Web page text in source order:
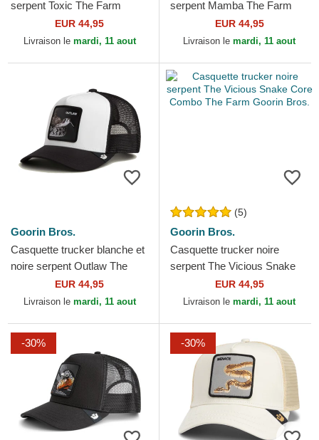
serpent Toxic The Farm
Goorin Bros.EUR 44,95
Livraison le mardi, 11 aout
serpent Mamba The Farm
Goorin Bros.EUR 44,95
Livraison le mardi, 11 aout
Goorin Bros.
Casquette trucker blanche et
noire serpent Outlaw The
Farm Goorin Bros.
EUR 44,95
Livraison le mardi, 11 aout
(5)
Goorin Bros.
Casquette trucker noire
serpent The Vicious Snake
Core Combo The Farm
Goorin Bros.
EUR 44,95
Livraison le mardi, 11 aout
-30% -30%